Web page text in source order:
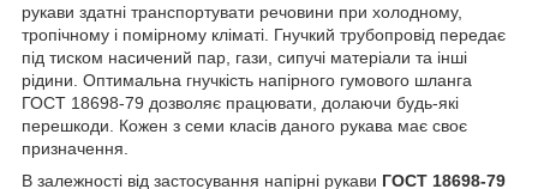
рукави здатні транспортувати речовини при холодному,
тропічному і помірному кліматі. Гнучкий трубопровід передає
під тиском насичений пар, гази, сипучі матеріали та інші
рідини. Оптимальна гнучкість напірного гумового шланга
ГОСТ 18698-79 дозволяє працювати, долаючи будь-які
перешкоди. Кожен з семи класів даного рукава має своє
призначення.
В залежності від застосування напірні рукави ГОСТ 18698-79